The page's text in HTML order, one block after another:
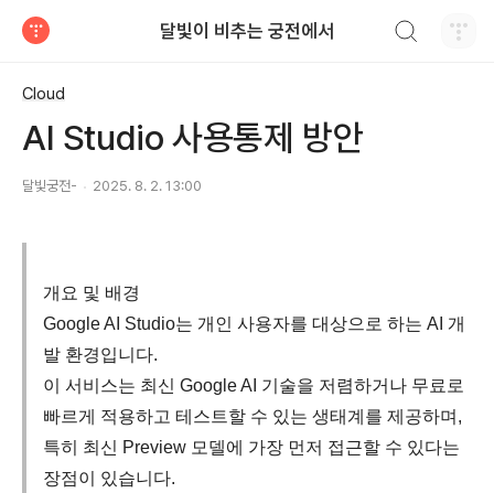
달빛이 비추는 궁전에서
Cloud
AI Studio 사용통제 방안
달빛궁전- 2025. 8. 2. 13:00
개요 및 배경
Google AI Studio는 개인 사용자를 대상으로 하는 AI 개
발 환경입니다.
이 서비스는 최신 Google AI 기술을 저렴하거나 무료로
빠르게 적용하고 테스트할 수 있는 생태계를 제공하며,
특히 최신 Preview 모델에 가장 먼저 접근할 수 있다는
장점이 있습니다.